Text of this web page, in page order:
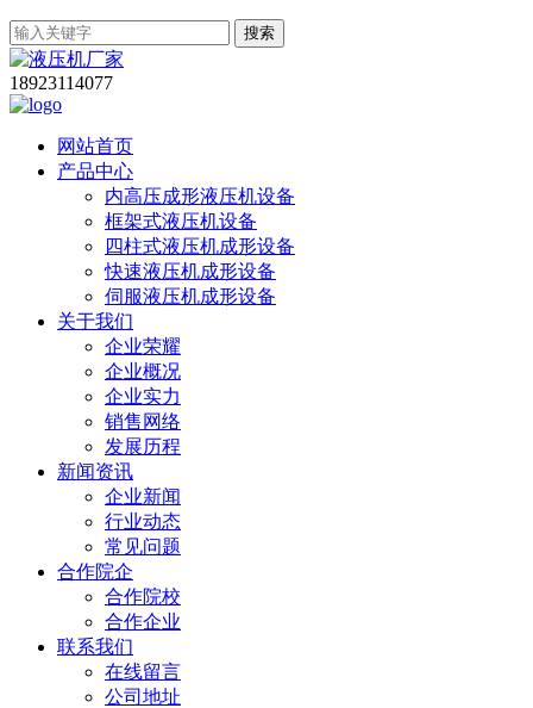
搜索
18923114077
网站首页
产品中心
内高压成形液压机设备
框架式液压机设备
四柱式液压机成形设备
快速液压机成形设备
伺服液压机成形设备
关于我们
企业荣耀
企业概况
企业实力
销售网络
发展历程
新闻资讯
企业新闻
行业动态
常见问题
合作院企
合作院校
合作企业
联系我们
在线留言
公司地址